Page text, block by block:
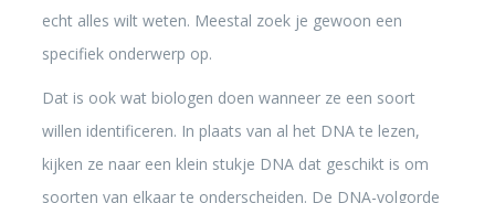
echt alles wilt weten. Meestal zoek je gewoon een
specifiek onderwerp op.
Dat is ook wat biologen doen wanneer ze een soort
willen identificeren. In plaats van al het DNA te lezen,
kijken ze naar een klein stukje DNA dat geschikt is om
soorten van elkaar te onderscheiden. De DNA-volgorde